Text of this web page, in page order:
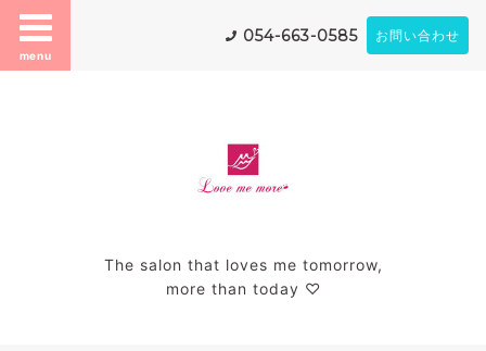
menu
054-663-0585 お問い合わせ
The salon that loves me tomorrow,
more than today ♡